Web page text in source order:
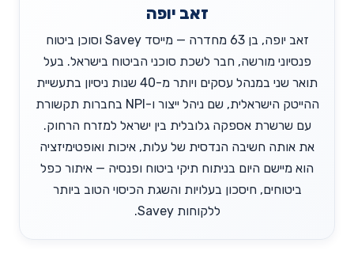
זאב יופה
זאב יופה, בן 63 מחדרה — מייסד Savey וסוכן ביטוח
פנסיוני מורשה, חבר לשכת סוכני הביטוח בישראל. בעל
תואר שני במנהל עסקים ויותר מ-40 שנות ניסיון בתעשיית
ההייטק הישראלית, שם ניהל ייצור ו-NPI בחברות תקשורת
עם שרשרת אספקה גלובלית בין ישראל למזרח הרחוק.
את אותה חשיבה הנדסית של עלות, איכות ואופטימיזציה
הוא מיישם היום בניתוח תיקי ביטוח ופנסיה — איתור כפל
ביטוחים, חיסכון בעלויות והשגת הכיסוי הטוב ביותר
ללקוחות Savey.